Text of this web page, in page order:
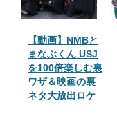
【動画】NMBと
まなぶくん USJ
を100倍楽しむ裏
ワザ＆映画の裏
ネタ大放出ロケ